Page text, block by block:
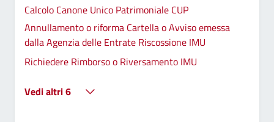
Calcolo Canone Unico Patrimoniale CUP
Annullamento o riforma Cartella o Avviso emessa
dalla Agenzia delle Entrate Riscossione IMU
Richiedere Rimborso o Riversamento IMU
Vedi altri 6